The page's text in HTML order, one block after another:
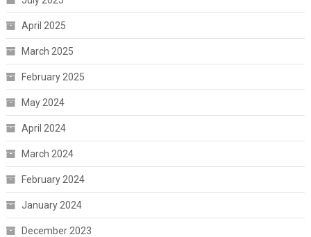
April 2025
March 2025
February 2025
May 2024
April 2024
March 2024
February 2024
January 2024
December 2023